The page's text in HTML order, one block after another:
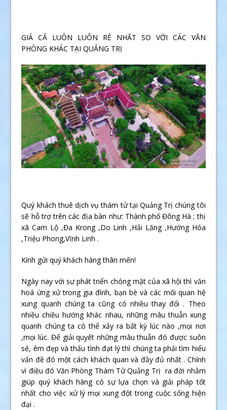
GIÁ CẢ LUÔN LUÔN RẺ NHẤT SO VỚI CÁC VĂN
PHÒNG KHÁC TẠI QUẢNG TRỊ
Quý khách thuê dịch vụ thám tử tại Quảng Trị chúng tôi
sẽ hỗ trợ trên các địa bàn như: Thành phố Đông Hà ; thị
xã Cam Lộ ,Đa Krong ,Do Linh ,Hải Lăng ,Hướng Hóa
,Triệu Phong,Vĩnh Linh .
Kính gửi quý khách hàng thân mến!
Ngày nay với sự phát triển chóng mặt của xã hội thì văn
hoá ứng xử trong gia đình, bạn bè và các mối quan hệ
xung quanh chúng ta cũng có nhiều thay đổi . Theo
nhiều chiều hướng khác nhau, những mâu thuẫn xung
quanh chúng ta có thể xảy ra bất kỳ lúc nào ,mọi nơi
,mọi lúc. Để giải quyết những mâu thuẫn đó được suôn
sẻ, êm đẹp và thấu tình đạt lý thì chúng ta phải tìm hiểu
vấn đề đó một cách khách quan và đầy đủ nhất . Chính
vì điều đó Văn Phòng Thám Tử Quảng Trị ra đời nhằm
giúp quý khách hàng có sự lựa chọn và giải pháp tốt
nhất cho việc xử lý mọi xung đột trong cuộc sống hiện
đại .